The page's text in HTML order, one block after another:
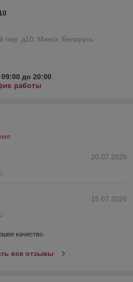
пер. д10, Минск, Беларусь
до 20:00
работы
20.07.2026
15.07.2026
качество
все отзывы